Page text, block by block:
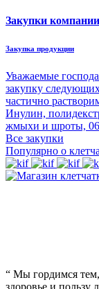
Закупки компании
Закупка продукции
Уважаемые
закупку
частично
Инулин,
жмыхи и шроты,
Все закупки
Популярно о
“ Мы гордимся тем,
здоровье и